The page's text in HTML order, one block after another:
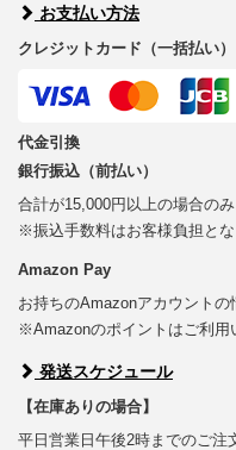
お支払い方法
クレジットカード（一括払い）
代金引換
銀行振込（前払い）
合計が15,000円以上の場合の
※振込手数料はお客様負担とな
Amazon Pay
お持ちのAmazonアカウントの
※Amazonのポイントはご利用
発送スケジュール
【在庫ありの場合】
平日営業日午後2時までのご注